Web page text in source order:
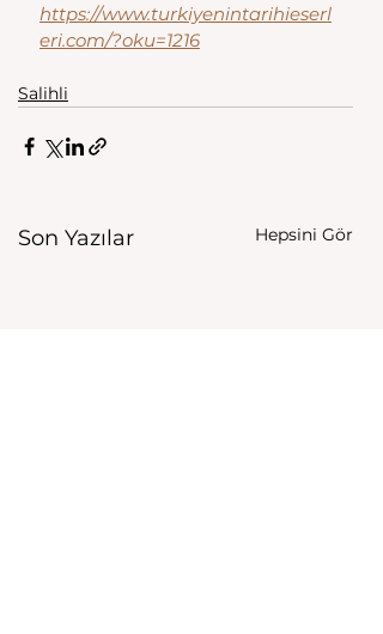
https://www.turkiyenintarihieserl
eri.com/?oku=1216
Salihli
Son Yazılar Hepsini Gör